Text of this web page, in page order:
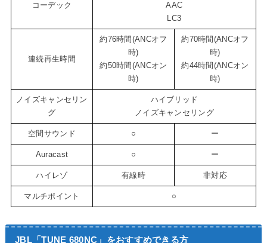
コーデック
AAC
LC3
連続再生時間
約76時間(ANCオフ
時)
約50時間(ANCオン
時)
約70時間(ANCオフ
時)
約44時間(ANCオン
時)
ノイズキャンセリン
グ
ハイブリッド
ノイズキャンセリング
空間サウンド ○ ー
Auracast ○ ー
ハイレゾ 有線時 非対応
マルチポイント ○
JBL「TUNE 680NC」をおすすめできる方